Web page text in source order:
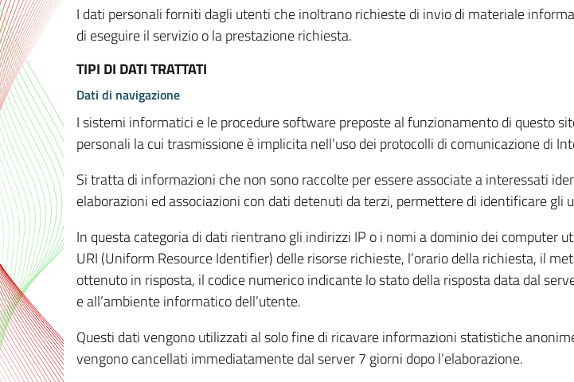
I dati personali forniti dagli utenti che inoltrano richieste di invio di materiale
di eseguire il servizio o la prestazione richiesta.
TIPI DI DATI TRATTATI
Dati di navigazione
I sistemi informatici e le procedure software preposte al funzionamento di questo
personali la cui trasmissione è implicita nell’uso dei protocolli di comunicazione di
Si tratta di informazioni che non sono raccolte per essere associate a interessati
elaborazioni ed associazioni con dati detenuti da terzi, permettere di identificare gli
In questa categoria di dati rientrano gli indirizzi IP o i nomi a dominio dei
URI (Uniform Resource Identifier) delle risorse richieste, l’orario della richiesta, il
ottenuto in risposta, il codice numerico indicante lo stato della risposta data dal
e all’ambiente informatico dell’utente.
Questi dati vengono utilizzati al solo fine di ricavare informazioni statistiche
vengono cancellati immediatamente dal server 7 giorni dopo l’elaborazione.